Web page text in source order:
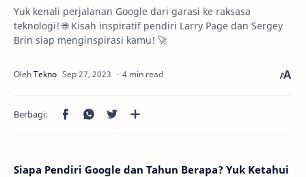
Yuk kenali perjalanan Google dari garasi ke raksasa
teknologi! 🌐 Kisah inspiratif pendiri Larry Page dan Sergey
Brin siap menginspirasi kamu! 🚀
4 min read
Siapa Pendiri Google dan Tahun Berapa? Yuk Ketahui